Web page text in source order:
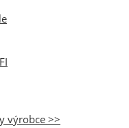
výrobce >>